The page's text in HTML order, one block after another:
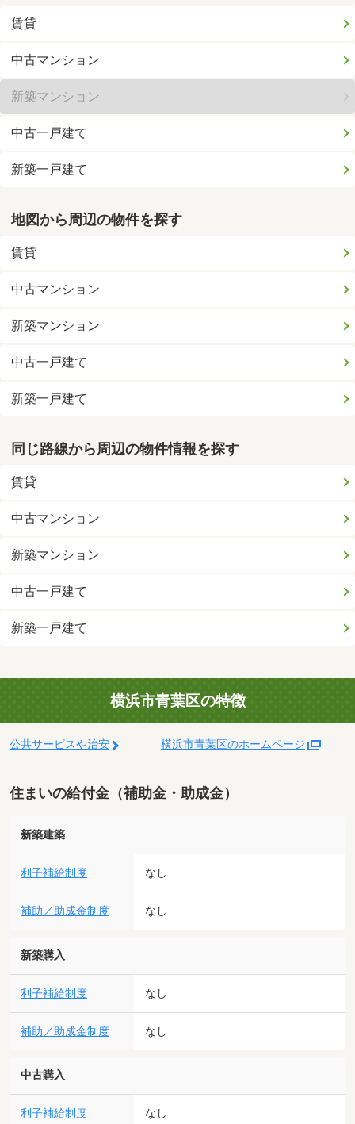
賃貸
中古マンション
新築マンション
中古一戸建て
新築一戸建て
地図から周辺の物件を探す
賃貸
中古マンション
新築マンション
中古一戸建て
新築一戸建て
同じ路線から周辺の物件情報を探す
賃貸
中古マンション
新築マンション
中古一戸建て
新築一戸建て
横浜市青葉区の特徴
公共サービスや治安 横浜市青葉区のホームページ
住まいの給付金（補助金・助成金）
新築建築
利子補給制度 なし
補助／助成金制度 なし
新築購入
利子補給制度 なし
補助／助成金制度 なし
中古購入
利子補給制度 なし